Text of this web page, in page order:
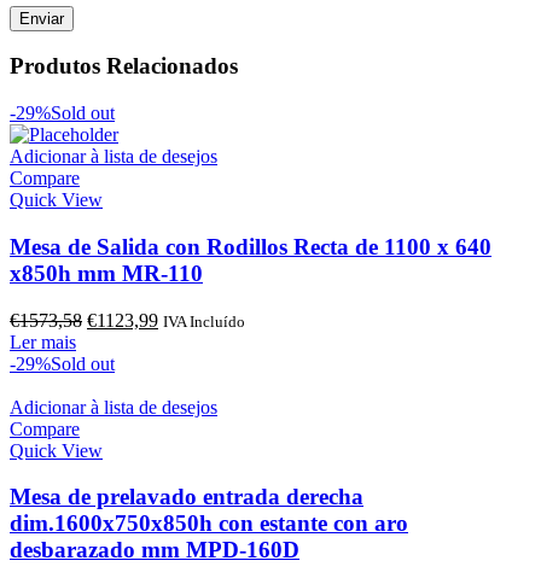
Produtos Relacionados
-29%Sold out
Adicionar à lista de desejos
Compare
Quick View
Mesa de Salida con Rodillos Recta de 1100 x 640
x850h mm MR-110
€1573,58 O
original
€1573,58.
€1123,99O
€1123,99.
IVA Incluído
Ler mais
-29%Sold out
Adicionar à lista de desejos
Compare
Quick View
Mesa de prelavado entrada derecha
dim.1600x750x850h con estante con aro
desbarazado mm MPD-160D